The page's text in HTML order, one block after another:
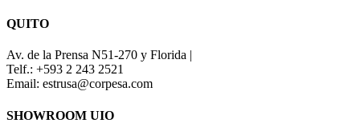
QUITO
Av. de la Prensa N51-270 y Florida |
Telf.: +593 2 243 2521
Email: estrusa@corpesa.com
SHOWROOM UIO